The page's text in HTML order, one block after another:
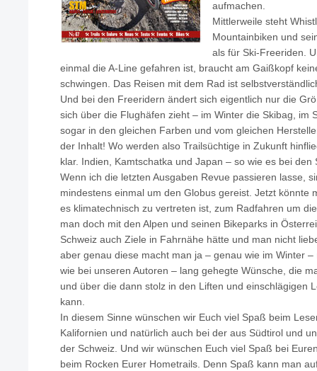
aufmachen.
Mittlerweile steht
Mountainbiken und
als für Ski-Freeriden.
einmal die A-Line gefahren ist, braucht am Gaißkopf
schwingen. Das Reisen mit dem Rad ist
Und bei den Freeridern ändert sich eigentlich nur die
sich über die Flughäfen zieht – im Winter die Skibag, im
sogar in den gleichen Farben und vom gleichen
der Inhalt! Wo werden also Trailsüchtige in Zukunft
klar. Indien, Kamtschatka und Japan – so wie es bei
Wenn ich die letzten Ausgaben Revue passieren lasse,
mindestens einmal um den Globus gereist. Jetzt könnte
es klimatechnisch zu vertreten ist, zum Radfahren um
man doch mit den Alpen und seinen Bikeparks in
Schweiz auch Ziele in Fahrnähe hätte und man nicht
aber genau diese macht man ja – genau wie im Winter
wie bei unseren Autoren – lang gehegte Wünsche, die
und über die dann stolz in den Liften und einschlägigen
kann.
In diesem Sinne wünschen wir Euch viel Spaß beim
Kalifornien und natürlich auch bei der aus Südtirol und
der Schweiz. Und wir wünschen Euch viel Spaß bei
beim Rocken Eurer Hometrails. Denn Spaß kann man